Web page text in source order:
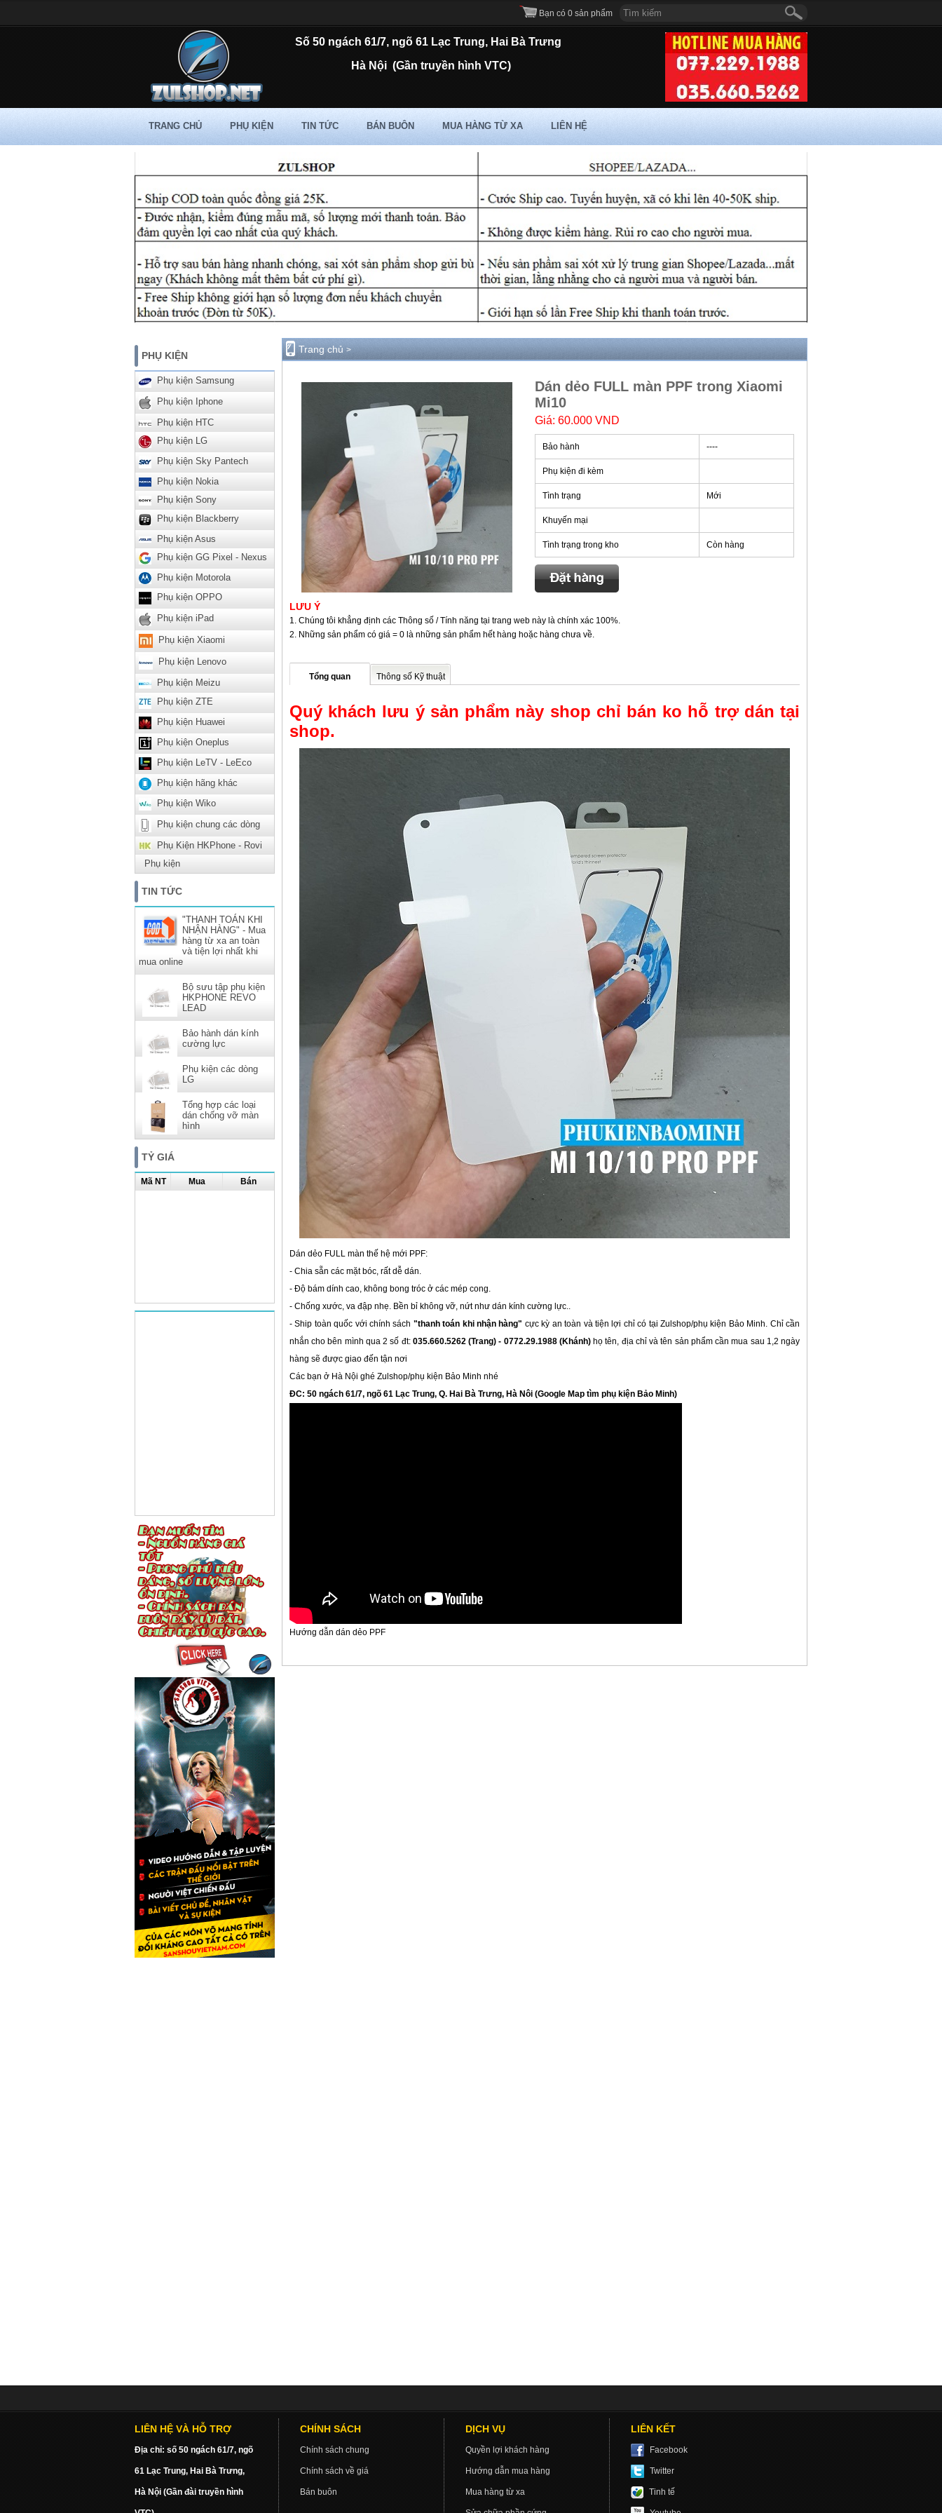
Bạn có 0 sản phẩm
Số 50 ngách 61/7, ngõ 61 Lạc Trung, Hai Bà Trưng
Hà Nội (Gần truyền hình VTC)
TRANG CHỦ PHỤ KIỆN TIN TỨC BÁN BUÔN MUA HÀNG TỪ XA LIÊN HỆ
PHỤ KIỆN
Phụ kiện Samsung
Phụ kiện Iphone
Phụ kiện HTC
Phụ kiện LG
Phụ kiện Sky Pantech
Phụ kiện Nokia
Phụ kiện Sony
Phụ kiện Blackberry
Phụ kiện Asus
Phụ kiện GG Pixel - Nexus
Phụ kiện Motorola
Phụ kiện OPPO
Phụ kiện iPad
Phụ kiện Xiaomi
Phụ kiện Lenovo
Phụ kiện Meizu
Phụ kiện ZTE
Phụ kiện Huawei
Phụ kiện Oneplus
Phụ kiện LeTV - LeEco
Phụ kiện hãng khác
Phụ kiện Wiko
Phụ kiện chung các dòng
Phụ Kiện HKPhone - Rovi
Phụ kiện
TIN TỨC
"THANH TOÁN KHI
NHẬN HÀNG" - Mua
hàng từ xa an toàn
và tiện lợi nhất khi
mua online
Bộ sưu tập phụ kiện
HKPHONE REVO
LEAD
Bảo hành dán kính
cường lực
Phụ kiện các dòng
LG
Tổng hợp các loại
dán chống vỡ màn
hình
TỶ GIÁ
Mã NT Mua Bán
Trang chủ >
Dán dẻo FULL màn PPF trong Xiaomi
Mi10
Giá: 60.000 VND
Bảo hành ----
Phụ kiện đi kèm
Tình trạng Mới
Khuyến mại
Tình trạng trong kho Còn hàng
LƯU Ý
Chúng tôi khẳng định các Thông số / Tính năng tại trang web này là chính xác 100%.
Những sản phẩm có giá = 0 là những sản phẩm hết hàng hoặc hàng chưa về.
Tổng quan Thông số Kỹ thuật
Quý khách lưu ý sản phẩm này shop chỉ bán ko hỗ trợ dán tại
shop.
Dán dẻo FULL màn thế hệ mới PPF:
- Chia sẵn các mặt bóc, rất dễ dán.
- Độ bám dính cao, không bong tróc ở các mép cong.
- Chống xước, va đập nhẹ. Bền bỉ không vỡ, nứt như dán kính cường lực..
- Ship toàn quốc với chính sách "thanh toán khi nhận hàng" cực kỳ an toàn và tiện lợi chỉ có tại Zulshop/phụ kiện Bảo Minh. Chỉ cần
nhắn cho bên mình qua 2 số đt: 035.660.5262 (Trang) - 0772.29.1988 (Khánh)họ tên, địa chỉ và tên sản phẩm cần mua sau 1,2 ngày
hàng sẽ được giao đến tận nơi
Các bạn ở Hà Nội ghé Zulshop/phụ kiện Bảo Minh nhé
ĐC: 50 ngách 61/7, ngõ 61 Lạc Trung, Q. Hai Bà Trưng, Hà Nôi (Google Map tìm phụ kiện Bảo Minh)
Hướng dẫn dán dẻo PPF
LIÊN HỆ VÀ HỖ TRỢ
Địa chỉ: số 50 ngách 61/7, ngõ
61 Lạc Trung, Hai Bà Trưng,
Hà Nội (Gần đài truyền hình
CHÍNH SÁCH
Chính sách chung
Chính sách về giá
Bán buôn
DỊCH VỤ
Quyền lợi khách hàng
Hướng dẫn mua hàng
Mua hàng từ xa
LIÊN KẾT
Facebook
Twitter
Tinh tế